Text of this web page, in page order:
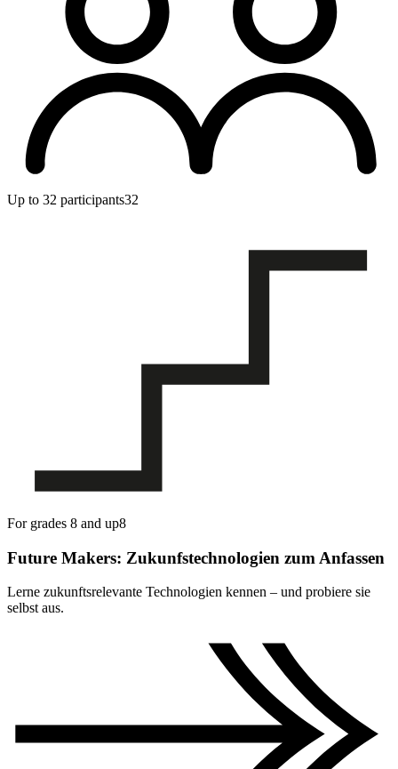
Up to 32 participants32
For grades 8 and up8
Future Makers: Zukunfstechnologien zum Anfassen
Lerne zukunftsrelevante Technologien kennen – und probiere sie
selbst aus.